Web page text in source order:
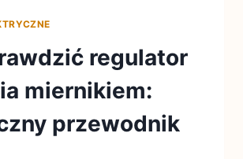
regulator
miernikiem:
przewodnik